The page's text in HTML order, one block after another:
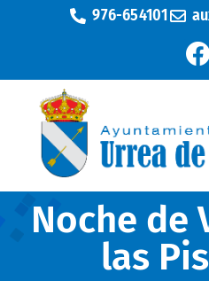
976-654101
Noche de
las